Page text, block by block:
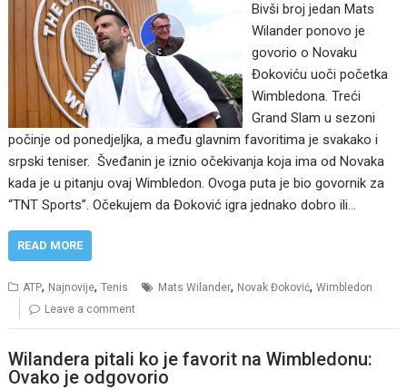
Bivši broj jedan Mats
Wilander ponovo je
govorio o Novaku
Đokoviću uoči početka
Wimbledona. Treći
Grand Slam u sezoni
počinje od ponedjeljka, a među glavnim favoritima je svakako i
srpski teniser. Šveđanin je iznio očekivanja koja ima od Novaka
kada je u pitanju ovaj Wimbledon. Ovoga puta je bio govornik za
“TNT Sports”. Očekujem da Đoković igra jednako dobro ili…
READ MORE
ATP, Najnovije,Tenis Mats Wilander, Novak Đoković,Wimbledon
Leave a comment
Wilandera pitali ko je favorit na Wimbledonu:
Ovako je odgovorio